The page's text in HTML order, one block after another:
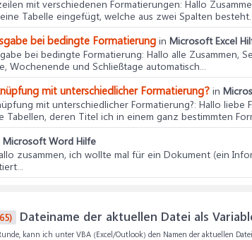
mit verschiedenen Formatierungen: Hallo
Tabelle eingefügt, welche aus zwei Spalten besteht.
bei bedingte Formatierung in Microsoft Excel
bei bedingte Formatierung: Hallo alle Zusammen,
Wochenende und Schließtage automatisch...
mit unterschiedlicher Formatierung? in
mit unterschiedlicher Formatierung?: Hallo liebe
Tabellen, deren Titel ich in einem ganz bestimmten
Microsoft Word Hilfe
zusammen, ich wollte mal für ein Dokument (ein
Dateiname der aktuellen Datei als
kann ich unter VBA (Excel/Outlook) den Namen der aktuellen